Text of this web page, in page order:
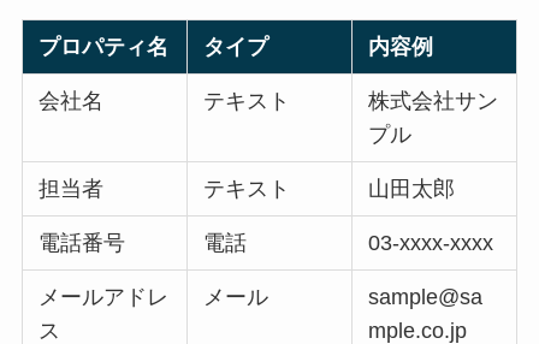
プロパティ名 タイプ 内容例
会社名 テキスト
株式会社サン
プル
担当者 テキスト 山田太郎
電話番号 電話 03-xxxx-xxxx
メールアドレ
ス
メール
sample@sa
mple.co.jp